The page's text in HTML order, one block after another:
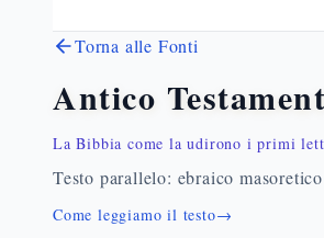
Torna alle Fonti
Antico
La Bibbia come la udirono i primi
Testo parallelo: ebraico
Come leggiamo il testo→